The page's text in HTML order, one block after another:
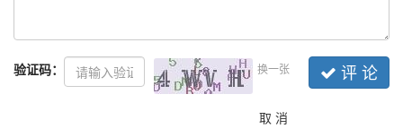
验证码： 换一张 评 论
取 消